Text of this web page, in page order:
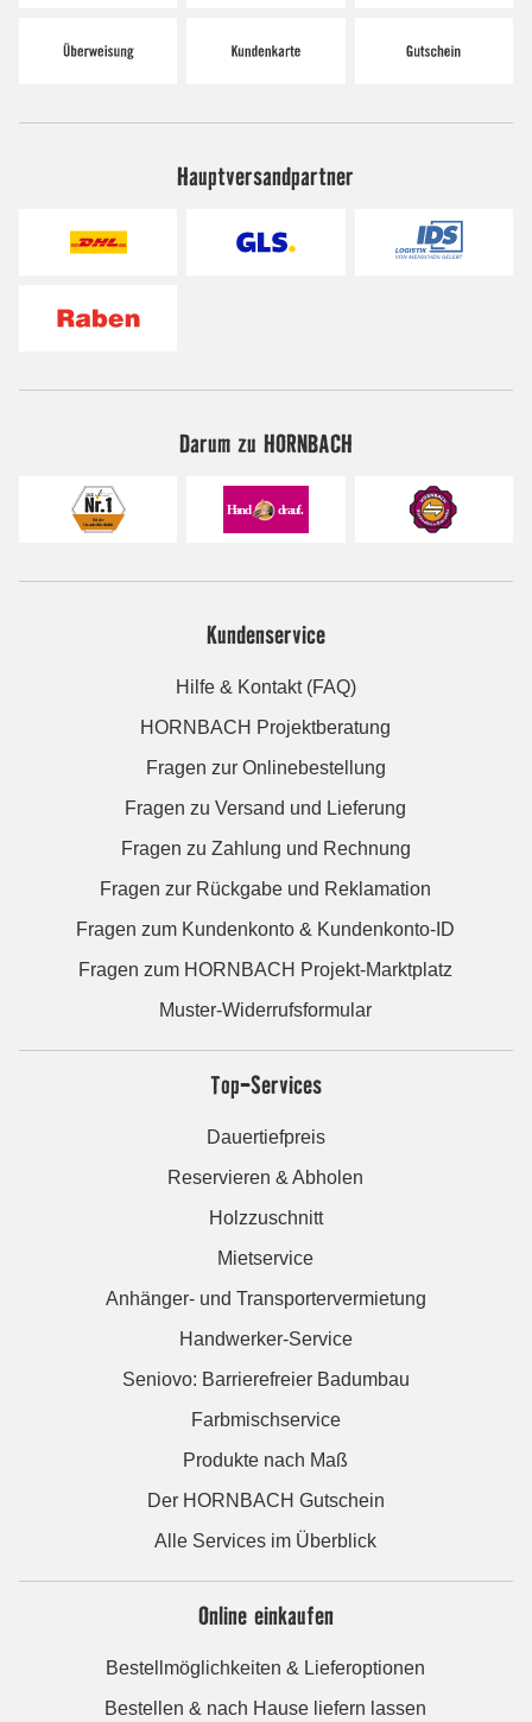
Hauptversandpartner
Darum zu HORNBACH
Kundenservice
Hilfe & Kontakt (FAQ)
HORNBACH Projektberatung
Fragen zur Onlinebestellung
Fragen zu Versand und Lieferung
Fragen zu Zahlung und Rechnung
Fragen zur Rückgabe und Reklamation
Fragen zum Kundenkonto & Kundenkonto-ID
Fragen zum HORNBACH Projekt-Marktplatz
Muster-Widerrufsformular
Top-Services
Dauertiefpreis
Reservieren & Abholen
Holzzuschnitt
Mietservice
Anhänger- und Transportervermietung
Handwerker-Service
Seniovo: Barrierefreier Badumbau
Farbmischservice
Produkte nach Maß
Der HORNBACH Gutschein
Alle Services im Überblick
Online einkaufen
Bestellmöglichkeiten & Lieferoptionen
Bestellen & nach Hause liefern lassen